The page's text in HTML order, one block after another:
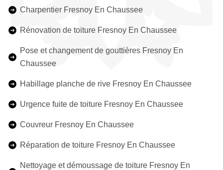
Charpentier Fresnoy En Chaussee
Rénovation de toiture Fresnoy En Chaussee
Pose et changement de gouttières Fresnoy En
Chaussee
Habillage planche de rive Fresnoy En Chaussee
Urgence fuite de toiture Fresnoy En Chaussee
Couvreur Fresnoy En Chaussee
Réparation de toiture Fresnoy En Chaussee
Nettoyage et démoussage de toiture Fresnoy En